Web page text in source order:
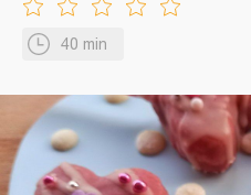
40 min